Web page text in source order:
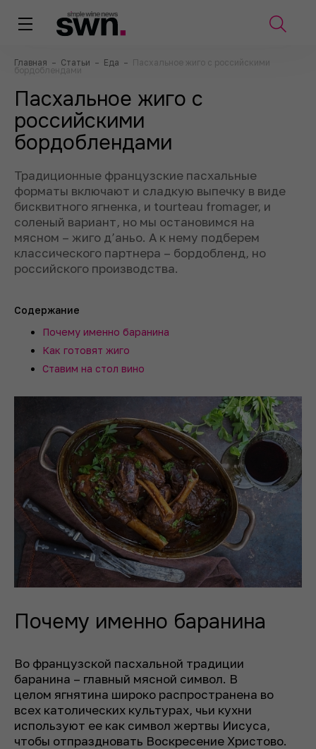
Главная – Статьи – Еда – Пасхальное жиго с российскими
бордоблендами
Пасхальное жиго с
российскими
бордоблендами
Традиционные французские пасхальные
форматы включают и сладкую выпечку в виде
бисквитного ягненка, и tourteau fromager, и
соленый вариант, но мы остановимся на
мясном – жиго д’аньо. А к нему подберем
классического партнера – бордобленд, но
российского производства.
Содержание
Почему именно баранина
Как готовят жиго
Ставим на стол вино
Почему именно баранина
Во французской пасхальной традиции
баранина – главный мясной символ. В
целом ягнятина широко распространена во
всех католических культурах, чьи кухни
используют ее как символ жертвы Иисуса,
чтобы отпраздновать Воскресение Христово.